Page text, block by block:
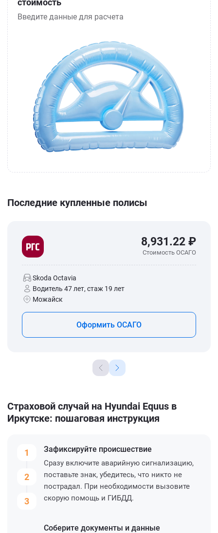
стоимость
Введите данные для расчета
Последние купленные полисы
8,931.22 ₽
Стоимость ОСАГО
Skoda Octavia
Водитель 47 лет, стаж 19 лет
Можайск
Оформить ОСАГО
Страховой случай на Hyundai Equus в
Иркутске: пошаговая инструкция
1
2
3
Зафиксируйте происшествие
Сразу включите аварийную сигнализацию,
поставьте знак, убедитесь, что никто не
пострадал. При необходимости вызовите
скорую помощь и ГИБДД.
Соберите документы и данные